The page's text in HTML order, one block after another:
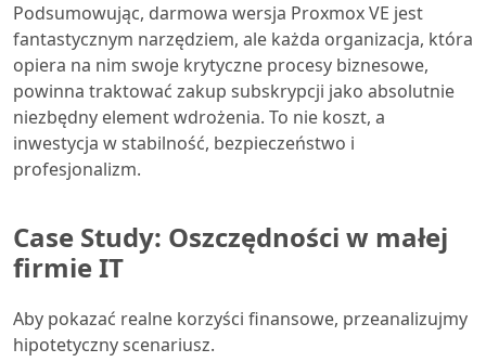
Podsumowując, darmowa wersja Proxmox VE jest
fantastycznym narzędziem, ale każda organizacja, która
opiera na nim swoje krytyczne procesy biznesowe,
powinna traktować zakup subskrypcji jako absolutnie
niezbędny element wdrożenia. To nie koszt, a
inwestycja w stabilność, bezpieczeństwo i
profesjonalizm.
Case Study: Oszczędności w małej
firmie IT
Aby pokazać realne korzyści finansowe, przeanalizujmy
hipotetyczny scenariusz.